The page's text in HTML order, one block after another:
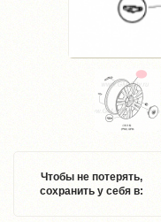
Чтобы не потерять,
сохранить у себя в: